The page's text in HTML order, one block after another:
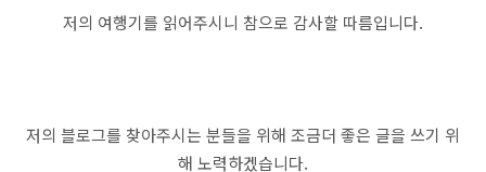
저의 여행기를 읽어주시니 참으로 감사할 따름입니다.
저의 블로그를 찾아주시는 분들을 위해 조금더 좋은 글을 쓰기 위
해 노력하겠습니다.